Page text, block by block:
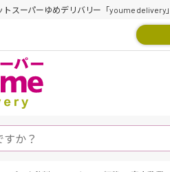
トスーパーゆめデリバリー「youme delivery」